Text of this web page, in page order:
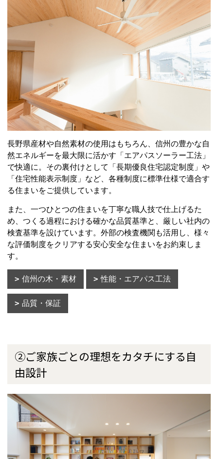
長野県産材や自然素材の使用はもちろん、信州の豊かな自
然エネルギーを最大限に活かす「エアパスソーラー工法」
で快適に。その裏付けとして「長期優良住宅認定制度」や
「住宅性能表示制度」など、各種制度に標準仕様で適合す
る住まいをご提供しています。
また、一つひとつの住まいを丁寧な職人技で仕上げるた
め、つくる過程における確かな品質基準と、厳しい社内の
検査基準を設けています。外部の検査機関も活用し、様々
な評価制度をクリアする安心安全な住まいをお約束しま
す。
信州の木・素材 性能・エアパス工法
品質・保証
②ご家族ごとの理想をカタチにする自
由設計